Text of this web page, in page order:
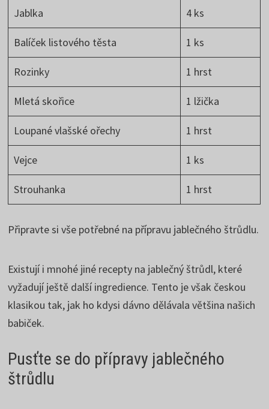
Jablka 4 ks
Balíček listového těsta 1 ks
Rozinky 1 hrst
Mletá skořice 1 lžička
Loupané vlašské ořechy 1 hrst
Vejce 1 ks
Strouhanka 1 hrst
Připravte si vše potřebné na přípravu jablečného štrůdlu.
Existují i mnohé jiné recepty na jablečný štrůdl, které
vyžadují ještě další ingredience. Tento je však českou
klasikou tak, jak ho kdysi dávno dělávala většina našich
babiček.
Pusťte se do přípravy jablečného
štrůdlu